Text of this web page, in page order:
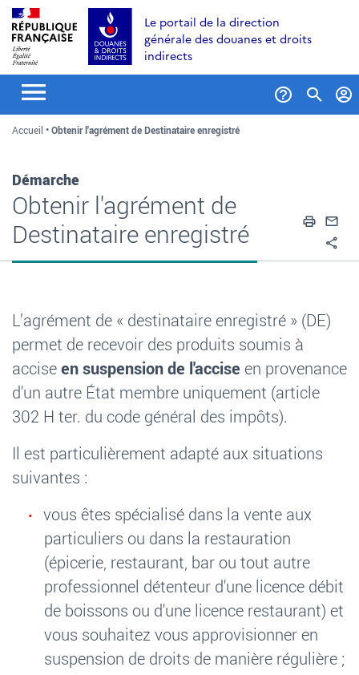
Aller
au
contenu
Aller
recherche
Aller
au
menu
Le portail de la direction
générale des douanes et droits
indirects
Accueil Obtenir l'agrément de Destinataire enregistré
Démarche
Obtenir l'agrément de
Destinataire enregistré
L’agrément de « destinataire enregistré » (DE)
permet de recevoir des produits soumis à
acciseen suspension de l'accise en provenance
d'un autre État membre uniquement (article
302 H ter. du code général des impôts).
Il est particulièrement adapté aux situations
suivantes :
vous êtes spécialisé dans la vente aux
particuliers ou dans la restauration
(épicerie, restaurant, bar ou tout autre
professionnel détenteur d'une licence débit
de boissons ou d'une licence restaurant) et
vous souhaitez vous approvisionner en
suspension de droits de manière régulière ;